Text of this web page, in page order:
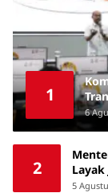
1
6
2
5